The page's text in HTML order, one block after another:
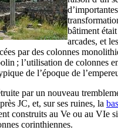
bâtiment
arcades, et
par des colonnes
; l’utilisation de colonnes
de l’époque de
par un nouveau
JC, et, sur ses ruines, la
construits au Ve ou au VIe
corinthiennes.